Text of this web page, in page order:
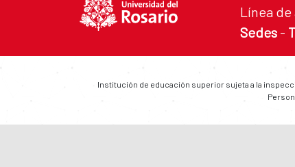
Línea de
Sedes -
Institución de educación superior sujeta a la